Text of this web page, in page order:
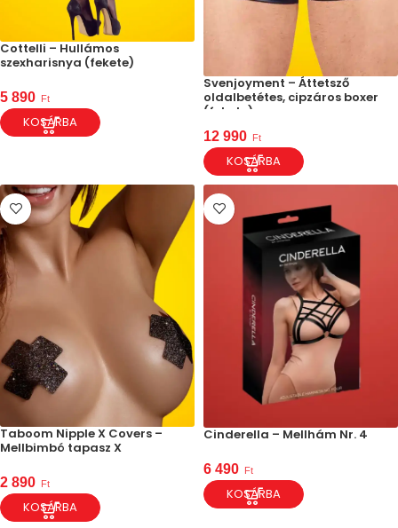
Cottelli – Hullámos
szexharisnya (fekete)
5 890 Ft
KOSÁRBA
Svenjoyment – Áttetsző
oldalbetétes, cipzáros boxer
(fekete)
12 990 Ft
KOSÁRBA
Taboom Nipple X Covers –
Mellbimbó tapasz X
2 890 Ft
KOSÁRBA
Cinderella – Mellhám Nr. 4
6 490 Ft
KOSÁRBA